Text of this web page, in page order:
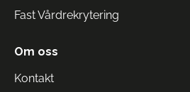
Fast Vårdrekrytering
Om oss
Kontakt